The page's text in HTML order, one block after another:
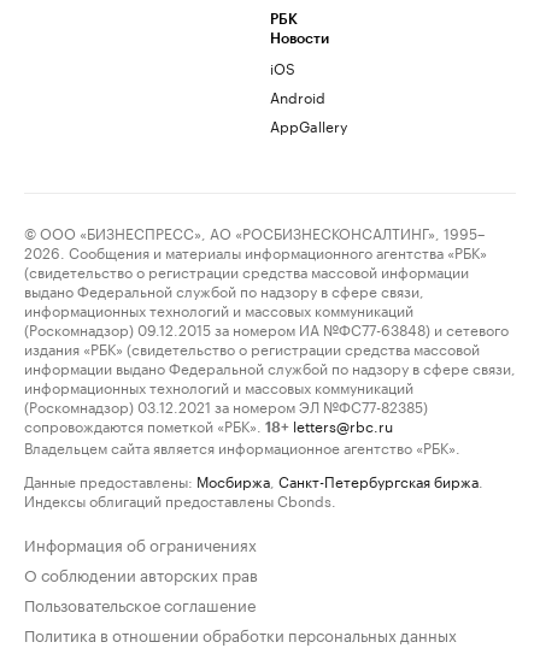
РБК
Новости
iOS
Android
AppGallery
© ООО «БИЗНЕСПРЕСС», АО «РОСБИЗНЕСКОНСАЛТИНГ», 1995–
2026. Сообщения и материалы информационного агентства «РБК»
(свидетельство о регистрации средства массовой информации
выдано Федеральной службой по надзору в сфере связи,
информационных технологий и массовых коммуникаций
(Роскомнадзор) 09.12.2015 за номером ИА №ФС77-63848) и сетевого
издания «РБК» (свидетельство о регистрации средства массовой
информации выдано Федеральной службой по надзору в сфере связи,
информационных технологий и массовых коммуникаций
(Роскомнадзор) 03.12.2021 за номером ЭЛ №ФС77-82385)
сопровождаются пометкой «РБК».
18+ letters@rbc.ru
Владельцем сайта является информационное агентство «РБК».
Данные предоставлены: Мосбиржа Санкт-Петербургская биржа
Индексы облигаций предоставлены Cbonds.
Информация об ограничениях
О соблюдении авторских прав
Пользовательское соглашение
Политика в отношении обработки персональных данных